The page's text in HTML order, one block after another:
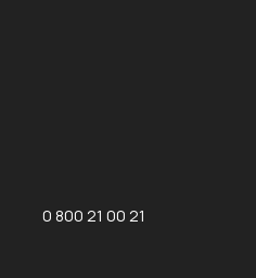
0 800 21 00 21